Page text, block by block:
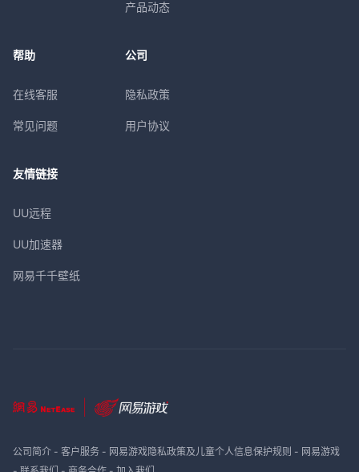
产品动态
帮助
在线客服
常见问题
公司
隐私政策
用户协议
友情链接
UU远程
UU加速器
网易千千壁纸
公司简介- 客户服务- 网易游戏隐私政策及儿童个人信息保护规则 - 网易游戏